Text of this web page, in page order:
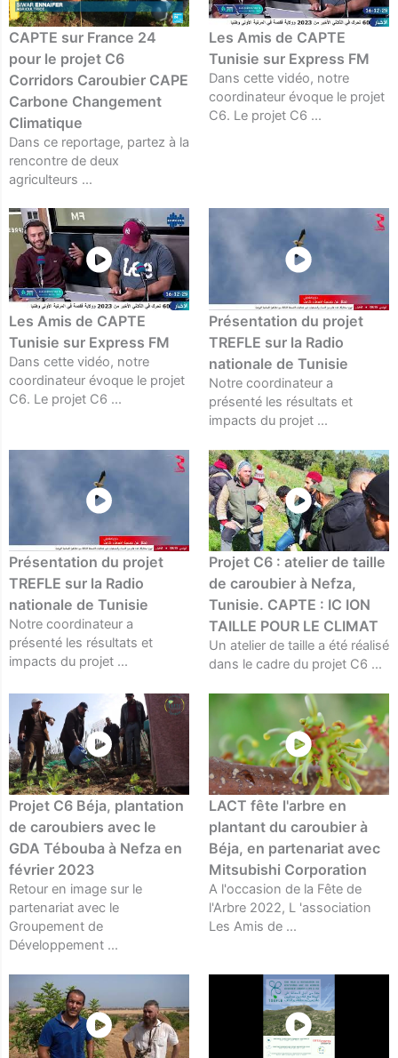
CAPTE sur France 24
pour le projet C6
Corridors Caroubier CAPE
Carbone Changement
Climatique
Dans ce reportage, partez à la
rencontre de deux
agriculteurs ...
Les Amis de CAPTE
Tunisie sur Express FM
Dans cette vidéo, notre
coordinateur évoque le projet
C6. Le projet C6 ...
Les Amis de CAPTE
Tunisie sur Express FM
Dans cette vidéo, notre
coordinateur évoque le projet
C6. Le projet C6 ...
Présentation du projet
TREFLE sur la Radio
nationale de Tunisie
Notre coordinateur a
présenté les résultats et
impacts du projet ...
Présentation du projet
TREFLE sur la Radio
nationale de Tunisie
Notre coordinateur a
présenté les résultats et
impacts du projet ...
Projet C6 : atelier de taille
de caroubier à Nefza,
Tunisie. CAPTE : IC ION
TAILLE POUR LE CLIMAT
Un atelier de taille a été réalisé
dans le cadre du projet C6 ...
Projet C6 Béja, plantation
de caroubiers avec le
GDA Tébouba à Nefza en
février 2023
Retour en image sur le
partenariat avec le
Groupement de
Développement ...
LACT fête l'arbre en
plantant du caroubier à
Béja, en partenariat avec
Mitsubishi Corporation
A l'occasion de la Fête de
l'Arbre 2022, L 'association
Les Amis de ...